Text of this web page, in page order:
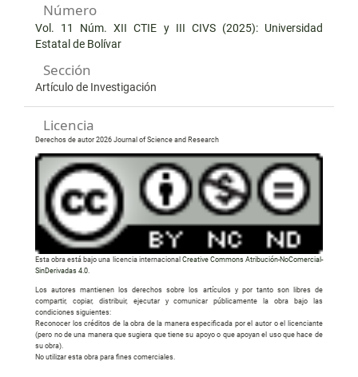
Número
Vol. 11 Núm. XII CTIE y III CIVS (2025): Universidad
Estatal de Bolívar
Sección
Artículo de Investigación
Licencia
Derechos de autor 2026 Journal of Science and Research
Esta obra está bajo una licencia internacionalCreative Commons Atribución-NoComercial-
SinDerivadas 4.0.
Los autores mantienen los derechos sobre los artículos y por tanto son libres de
compartir, copiar, distribuir, ejecutar y comunicar públicamente la obra bajo las
condiciones siguientes:
Reconocer los créditos de la obra de la manera especificada por el autor o el licenciante
(pero no de una manera que sugiera que tiene su apoyo o que apoyan el uso que hace de
su obra).
No utilizar esta obra para fines comerciales.